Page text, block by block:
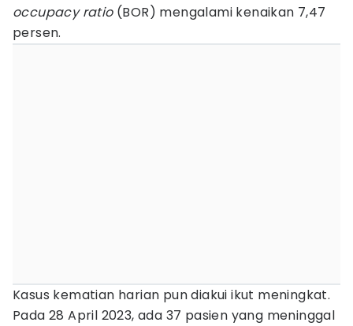
occupacy ratio(BOR) mengalami kenaikan 7,47
persen.
Kasus kematian harian pun diakui ikut meningkat.
Pada 28 April 2023, ada 37 pasien yang meninggal